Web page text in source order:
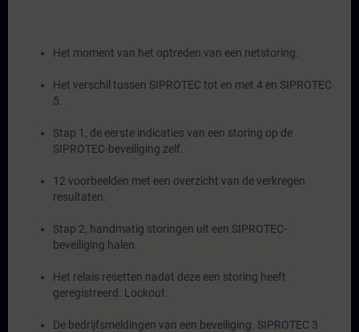
Het moment van het optreden van een netstoring.
Het verschil tussen SIPROTEC tot en met 4 en SIPROTEC
5.
Stap 1, de eerste indicaties van een storing op de
SIPROTEC-beveiliging zelf.
12 voorbeelden met een overzicht van de verkregen
resultaten.
Stap 2, handmatig storingen uit een SIPROTEC-
beveiliging halen.
Het relais resetten nadat deze een storing heeft
geregistreerd. Lockout.
De bedrijfsmeldingen van een beveiliging. SIPROTEC 3